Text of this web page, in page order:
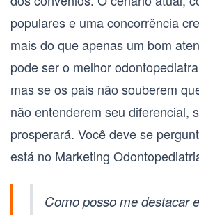
populares e uma concorrência
mais do que apenas um bom
pode ser o melhor
mas se os pais não souberem
não entenderem seu diferencial,
prosperará. Você deve se
está no Marketing
Como posso me destacar